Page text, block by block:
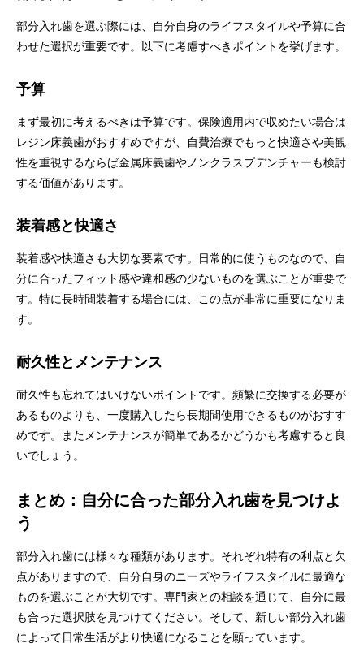
部分入れ歯を選ぶ際には、自分自身のライフスタイルや予算に合
わせた選択が重要です。以下に考慮すべきポイントを挙げます。
予算
まず最初に考えるべきは予算です。保険適用内で収めたい場合は
レジン床義歯がおすすめですが、自費治療でもっと快適さや美観
性を重視するならば金属床義歯やノンクラスプデンチャーも検討
する価値があります。
装着感と快適さ
装着感や快適さも大切な要素です。日常的に使うものなので、自
分に合ったフィット感や違和感の少ないものを選ぶことが重要で
す。特に長時間装着する場合には、この点が非常に重要になりま
す。
耐久性とメンテナンス
耐久性も忘れてはいけないポイントです。頻繁に交換する必要が
あるものよりも、一度購入したら長期間使用できるものがおすす
めです。またメンテナンスが簡単であるかどうかも考慮すると良
いでしょう。
まとめ：自分に合った部分入れ歯を見つけよ
う
部分入れ歯には様々な種類があります。それぞれ特有の利点と欠
点がありますので、自分自身のニーズやライフスタイルに最適な
ものを選ぶことが大切です。専門家との相談を通じて、自分に最
も合った選択肢を見つけてください。そして、新しい部分入れ歯
によって日常生活がより快適になることを願っています。